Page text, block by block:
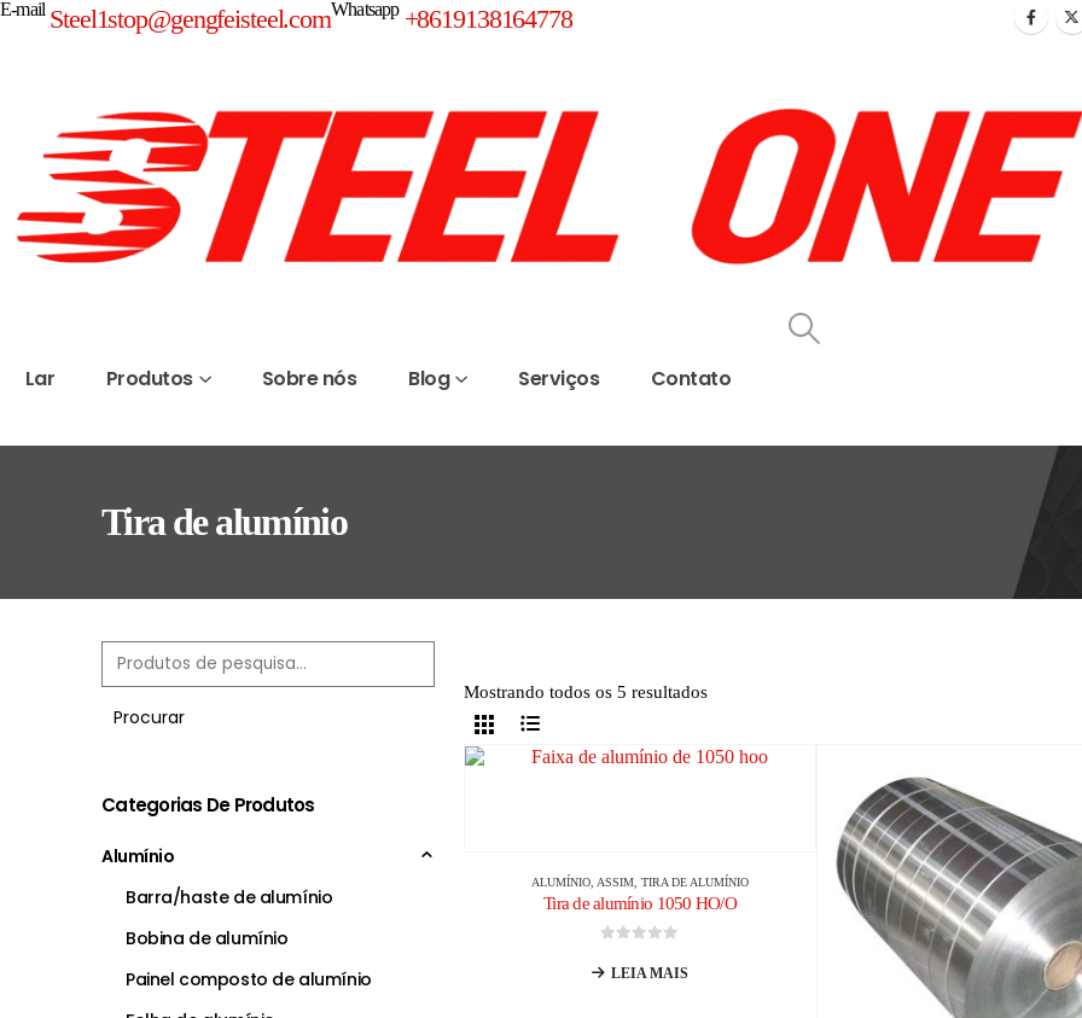
E-mail Steel1stop@gengfeisteel.comWhatsapp +8619138164778
Lar Produtos Sobre nós Blog Serviços Contato
Tira de alumínio
Mostrando todos os 5 resultados
ALUMÍNIO, ASSIM, TIRA DE ALUMÍNIO
Tira de alumínio 1050 HO/O
LEIA MAIS
Procurar
Categorias De Produtos
Alumínio
Barra/haste de alumínio
Bobina de alumínio
Painel composto de alumínio